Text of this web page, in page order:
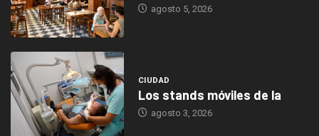
agosto 5, 2026
CIUDAD
Los stands móviles de la
agosto 3, 2026